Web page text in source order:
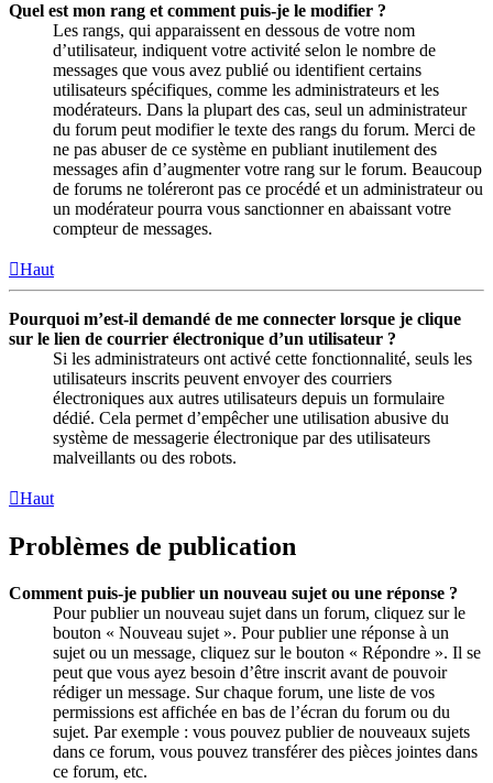
Quel est mon rang et comment puis-je le modifier ?
Les rangs, qui apparaissent en dessous de votre nom
d’utilisateur, indiquent votre activité selon le nombre de
messages que vous avez publié ou identifient certains
utilisateurs spécifiques, comme les administrateurs et les
modérateurs. Dans la plupart des cas, seul un administrateur
du forum peut modifier le texte des rangs du forum. Merci de
ne pas abuser de ce système en publiant inutilement des
messages afin d’augmenter votre rang sur le forum. Beaucoup
de forums ne toléreront pas ce procédé et un administrateur ou
un modérateur pourra vous sanctionner en abaissant votre
compteur de messages.
Haut
Pourquoi m’est-il demandé de me connecter lorsque je clique
sur le lien de courrier électronique d’un utilisateur ?
Si les administrateurs ont activé cette fonctionnalité, seuls les
utilisateurs inscrits peuvent envoyer des courriers
électroniques aux autres utilisateurs depuis un formulaire
dédié. Cela permet d’empêcher une utilisation abusive du
système de messagerie électronique par des utilisateurs
malveillants ou des robots.
Haut
Problèmes de publication
Comment puis-je publier un nouveau sujet ou une réponse ?
Pour publier un nouveau sujet dans un forum, cliquez sur le
bouton « Nouveau sujet ». Pour publier une réponse à un
sujet ou un message, cliquez sur le bouton « Répondre ». Il se
peut que vous ayez besoin d’être inscrit avant de pouvoir
rédiger un message. Sur chaque forum, une liste de vos
permissions est affichée en bas de l’écran du forum ou du
sujet. Par exemple : vous pouvez publier de nouveaux sujets
dans ce forum, vous pouvez transférer des pièces jointes dans
ce forum, etc.